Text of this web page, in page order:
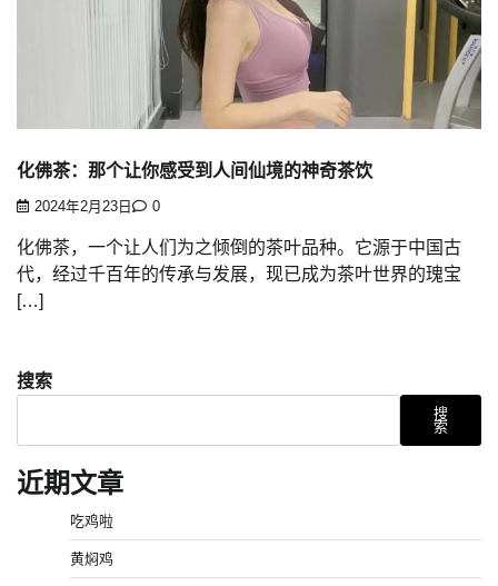
化佛茶：那个让你感受到人间仙境的神奇茶饮
2024年2月23日 0
化佛茶，一个让人们为之倾倒的茶叶品种。它源于中国古
代，经过千百年的传承与发展，现已成为茶叶世界的瑰宝
[…]
搜索
搜
索
近期文章
吃鸡啦
黄焖鸡